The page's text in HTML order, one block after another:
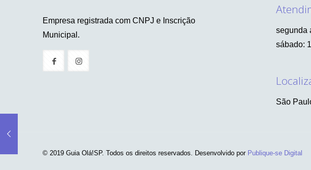
Empresa registrada com CNPJ e Inscrição
Municipal.
segunda
sábado:
São
© 2019 Guia Olá!SP. Todos os direitos reservados. Desenvolvido por Publique-se Digital